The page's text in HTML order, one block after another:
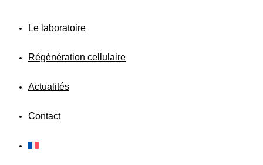
Le laboratoire
Régénération cellulaire
Actualités
Contact